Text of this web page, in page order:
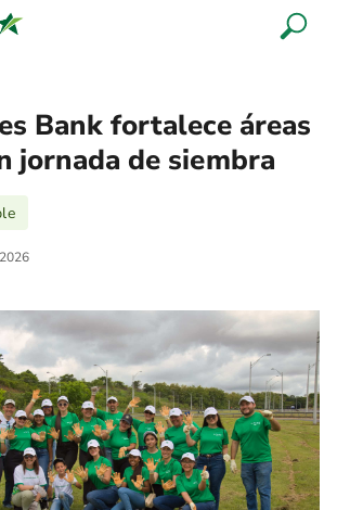
Bank fortalece áreas
jornada de siembra